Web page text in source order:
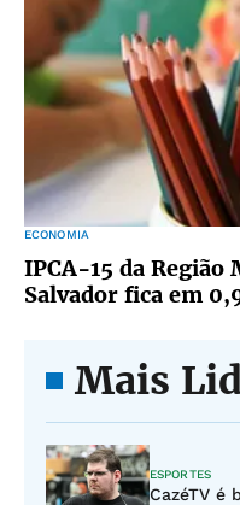
ECONOMIA
IPCA-15 da
Salvador fica em
Mais
ESPORTES
CazéTV é